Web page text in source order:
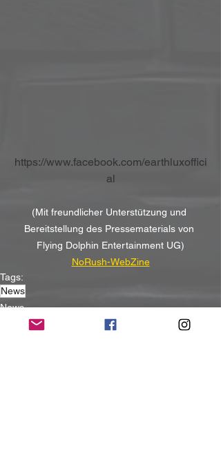
https://www.facebook.com/earthluxoffici
al
(Mit freundlicher Unterstützung und
Bereitstellung des Pressematerials von
Flying Dolphin Entertainment UG)
NoRush-WebZine
Tags:
News
News